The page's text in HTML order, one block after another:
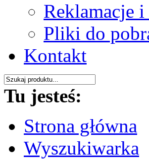
Reklamacje
Pliki do
Kontakt
Tu jesteś:
Strona główna
Wyszukiwarka